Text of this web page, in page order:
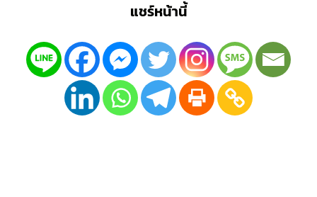
แชร์หน้านี้